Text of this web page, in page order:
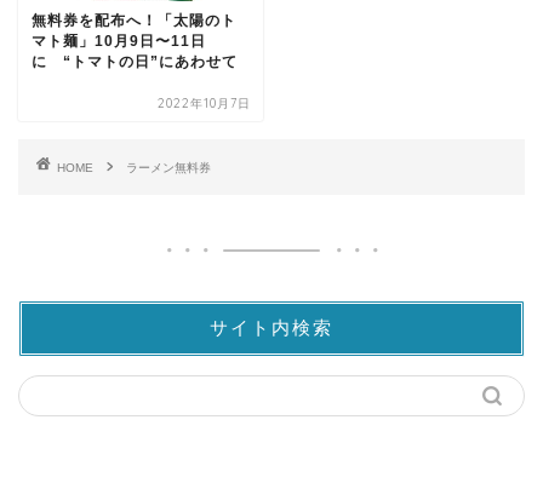
無料券を配布へ！「太陽のト
マト麺」10月9日〜11日
に “トマトの日”にあわせて
2022年10月7日
HOME ラーメン無料券
サイト内検索